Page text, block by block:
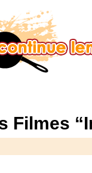
Filmes